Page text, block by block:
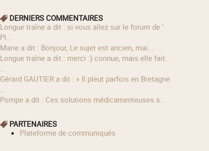
DERNIERS COMMENTAIRES
longue traîne a dit : si vous allez sur le forum de '
Pl...
Marie a dit : Bonjour, Le sujet est ancien, mai...
longue traîne a dit : merci :) connue, mais elle fait
...
Gérard GAUTIER a dit : « Il pleut parfois en Bretagne
...
Pompe a dit : Ces solutions médicamenteuses s...
PARTENAIRES
Plateforme de communiqués